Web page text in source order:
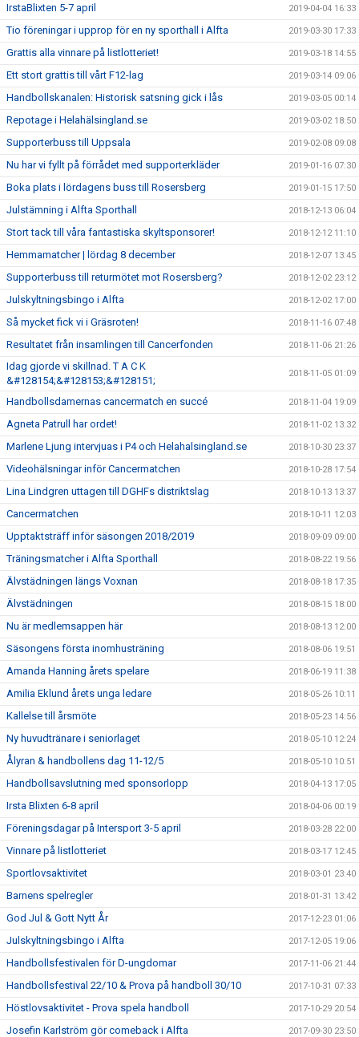
IrstaBlixten 5-7 april 2019-04-04 16:33
Tio föreningar i upprop för en ny sporthall i Alfta 2019-03-30 17:33
Grattis alla vinnare på listlotteriet! 2019-03-18 14:55
Ett stort grattis till vårt F12-lag 2019-03-14 09:06
Handbollskanalen: Historisk satsning gick i lås 2019-03-05 00:14
Repotage i Helahälsingland.se 2019-03-02 18:50
Supporterbuss till Uppsala 2019-02-08 09:08
Nu har vi fyllt på förrådet med supporterkläder 2019-01-16 07:30
Boka plats i lördagens buss till Rosersberg 2019-01-15 17:50
Julstämning i Alfta Sporthall 2018-12-13 06:04
Stort tack till våra fantastiska skyltsponsorer! 2018-12-12 11:10
Hemmamatcher | lördag 8 december 2018-12-07 13:45
Supporterbuss till returmötet mot Rosersberg? 2018-12-02 23:12
Julskyltningsbingo i Alfta 2018-12-02 17:00
Så mycket fick vi i Gräsroten! 2018-11-16 07:48
Resultatet från insamlingen till Cancerfonden 2018-11-06 21:26
Idag gjorde vi skillnad. T A C K
&#128154;&#128153;&#128151;
2018-11-05 01:09
Handbollsdamernas cancermatch en succé 2018-11-04 19:09
Agneta Patrull har ordet! 2018-11-02 13:32
Marlene Ljung intervjuas i P4 och Helahalsingland.se 2018-10-30 23:37
Videohälsningar inför Cancermatchen 2018-10-28 17:54
Lina Lindgren uttagen till DGHFs distriktslag 2018-10-13 13:37
Cancermatchen 2018-10-11 12:03
Upptaktsträff inför säsongen 2018/2019 2018-09-09 09:00
Träningsmatcher i Alfta Sporthall 2018-08-22 19:56
Älvstädningen längs Voxnan 2018-08-18 17:35
Älvstädningen 2018-08-15 18:00
Nu är medlemsappen här 2018-08-13 12:00
Säsongens första inomhusträning 2018-08-06 19:51
Amanda Hanning årets spelare 2018-06-19 11:38
Amilia Eklund årets unga ledare 2018-05-26 10:11
Kallelse till årsmöte 2018-05-23 14:56
Ny huvudtränare i seniorlaget 2018-05-10 12:24
Ålyran & handbollens dag 11-12/5 2018-05-10 10:51
Handbollsavslutning med sponsorlopp 2018-04-13 17:05
Irsta Blixten 6-8 april 2018-04-06 00:19
Föreningsdagar på Intersport 3-5 april 2018-03-28 22:00
Vinnare på listlotteriet 2018-03-17 12:45
Sportlovsaktivitet 2018-03-01 23:40
Barnens spelregler 2018-01-31 13:42
God Jul & Gott Nytt År 2017-12-23 01:06
Julskyltningsbingo i Alfta 2017-12-05 19:06
Handbollsfestivalen för D-ungdomar 2017-11-06 21:44
Handbollsfestival 22/10 & Prova på handboll 30/10 2017-10-31 07:33
Höstlovsaktivitet - Prova spela handboll 2017-10-29 20:54
Josefin Karlström gör comeback i Alfta 2017-09-30 23:50